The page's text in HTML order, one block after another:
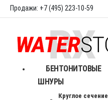
Продажи: +7 (495) 223-10-59
БЕНТОНИТОВЫЕ
ШНУРЫ
Круглое сечение